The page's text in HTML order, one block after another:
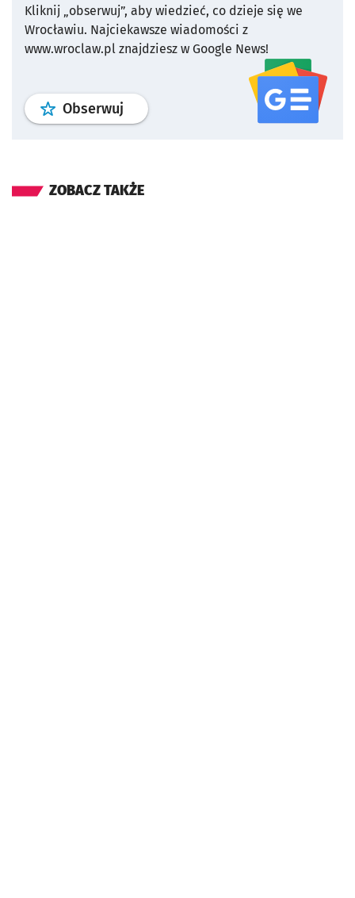
Kliknij „obserwuj”, aby wiedzieć, co dzieje się we
Wrocławiu. Najciekawsze wiadomości z
www.wroclaw.pl znajdziesz w Google News!
Obserwuj profil serwisu
ZOBACZ TAKŻE